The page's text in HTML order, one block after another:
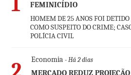
FEMINICÍDIO
HOMEM DE 25 ANOS FOI DETIDO
COMO SUSPEITO DO CRIME;
POLÍCIA CIVIL
Economia - Há 2 dias
MERCADO REDUZ